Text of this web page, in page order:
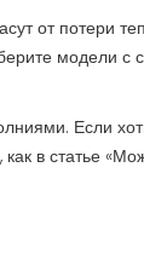
от потери
модели с
Если
в статье